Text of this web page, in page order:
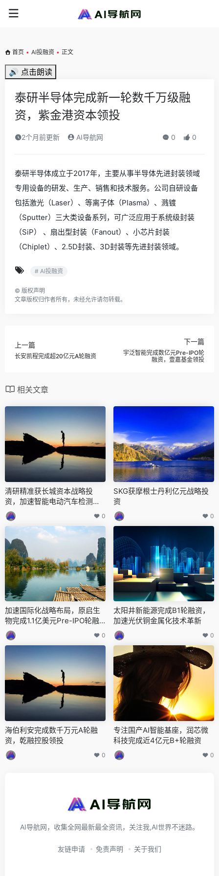
首页 • AI投融资 • 正文
🔊 点击朗读
泰研半导体完成新一轮数千万级融
资，紫金港资本领投
2个月前更新 AI导航网 0 0
泰研半导体成立于2017年，主要从事半导体先进封装领域
专用设备的研发、生产、销售和技术服务。公司自研设备
包括激光（Laser）、等离子体（Plasma）、溅镀
（Sputter）三大类设备系列，可广泛应用于系统级封装
（SiP） 、扇出型封装（Fanout）、小芯片封装
（Chiplet）、2.5D封装、3D封装等先进封装领域。
# AI投融资
© 版权声明
文章版权归作者所有，未经允许请勿转载。
上一篇
长安凯程完成超20亿元A轮融资
下一篇
宇泛智能完成数亿元Pre-IPO轮
融资，壹嘉基金领投
相关文章
清研精准获长城资本战略投
资，加速智能电动汽车检测技
术革新
0
SKG获摩根士丹利亿元战略投
资
0
加速国际化战略布局，原启生
物完成1.1亿美元Pre-IPO轮融
资
0
太阳井新能源完成B1轮融资，
加速光伏铜金属化技术革新
0
海伯利安完成数千万元A轮融
资，乾融控股领投
0
专注国产AI智能基座，润芯微
科技完成近4亿元B+轮融资
0
AI导航网，收集全网最新最全资讯，关注我,AI世界不迷路。
友链申请 免责声明 关于我们